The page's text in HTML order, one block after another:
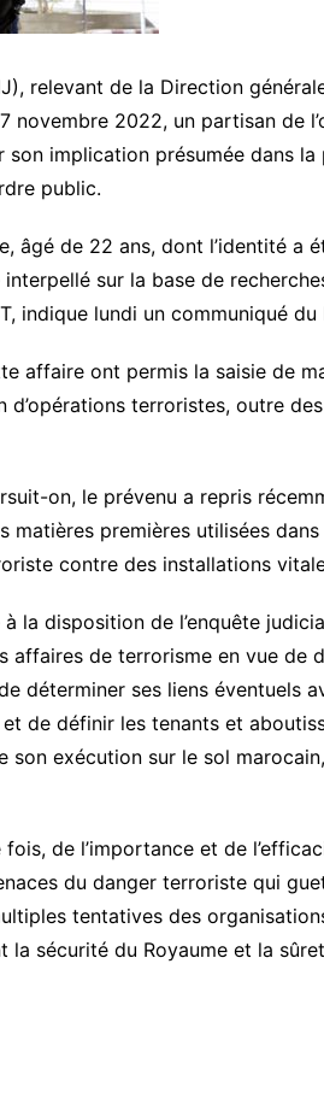
relevant de la Direction
novembre 2022, un partisan de
son implication présumée dans
public.
âgé de 22 ans, dont l’identité a
sur la base de
indique lundi un communiqué du
affaire ont permis la saisie de
d’opérations terroristes, outre
on, le prévenu a repris
premières utilisées
contre des installations
la disposition de l’enquête
affaires de terrorisme en vue de
déterminer ses liens éventuels
de définir les tenants et
son exécution sur le sol
de l’importance et de
du danger terroriste qui
tentatives des
la sécurité du Royaume et la